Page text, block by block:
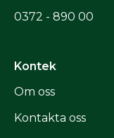
0372 - 890 00
Kontek
Om oss
Kontakta oss